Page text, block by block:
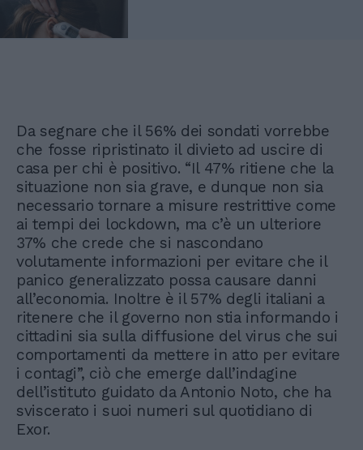
Da segnare che il 56% dei sondati vorrebbe
che fosse ripristinato il divieto ad uscire di
casa per chi è positivo. “Il 47% ritiene che la
situazione non sia grave, e dunque non sia
necessario tornare a misure restrittive come
ai tempi dei lockdown, ma c’è un ulteriore
37% che crede che si nascondano
volutamente informazioni per evitare che il
panico generalizzato possa causare danni
all’economia. Inoltre è il 57% degli italiani a
ritenere che il governo non stia informando i
cittadini sia sulla diffusione del virus che sui
comportamenti da mettere in atto per evitare
i contagi”, ciò che emerge dall’indagine
dell’istituto guidato da Antonio Noto, che ha
sviscerato i suoi numeri sul quotidiano di
Exor.